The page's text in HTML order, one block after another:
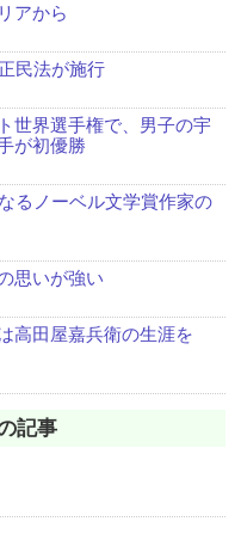
アから
民法が施行
世界選手権で、男子の宇
が初優勝
るノーベル文学賞作家の
思いが強い
高田屋嘉兵衛の生涯を
記事